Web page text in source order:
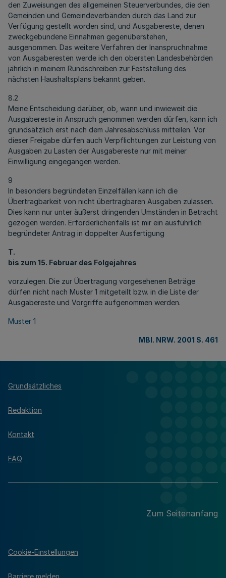
den Zuweisungen des allgemeinen Steuerverbundes, die den
Gemeinden und Gemeindeverbänden durch das Land zur
Verfügung gestellt worden sind, und Ausgabereste, denen
zweckgebundene Einnahmen gegenüberstehen,
ausgenommen. Das weitere Verfahren der Inanspruchnahme
von Ausgaberesten werde ich den obersten Landesbehörden
jährlich in meinem Rundschreiben zur Feststellung des
nächsten Haushaltsplans bekannt geben.
8.2
Meine Entscheidung darüber, ob, wann und inwieweit die
Ausgabereste in Anspruch genommen werden dürfen, kann ich
grundsätzlich erst nach dem Jahresabschluss mitteilen. Vor
dieser Freigabe dürfen auch Verpflichtungen zur Leistung von
Ausgaben zu Lasten der Ausgabereste nur mit meiner
Einwilligung eingegangen werden.
9
In besonders begründeten Einzelfällen kann ich die
Übertragbarkeit von nicht übertragbaren Ausgaben zulassen.
Dies kann nur unter äußerst dringenden Umständen in Betracht
gezogen werden. Erforderlichenfalls ist mir ein ausführlich
begründeter Antrag in doppelter Ausfertigung
T.
bis zum 15. Februar des Folgejahres
vorzulegen. Die zur Übertragung vorgesehenen Beträge
dürfen nicht nach Muster 1 mitgeteilt bzw. in die Liste der
Ausgabereste und Vorgriffe aufgenommen werden.
Muster 1
MBl. NRW. 2001 S. 461
Grundsätzliches
Redaktion
Kontakt
FAQ
Zum Seitenanfang
Cookie-Einstellungen
Barriere melden